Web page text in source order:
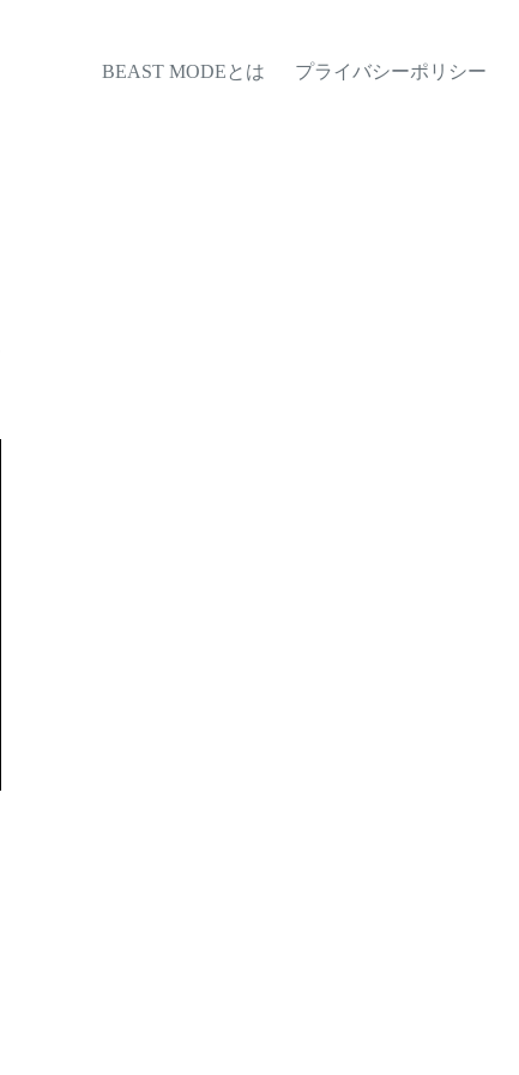
BEAST MODEとは プライバシーポリシー